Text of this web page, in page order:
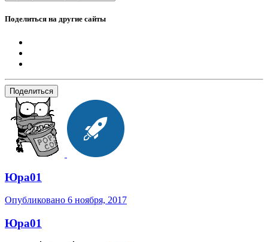
Поделиться на другие сайты
Поделиться
Юра01
Опубликовано 6 ноября, 2017
Юра01